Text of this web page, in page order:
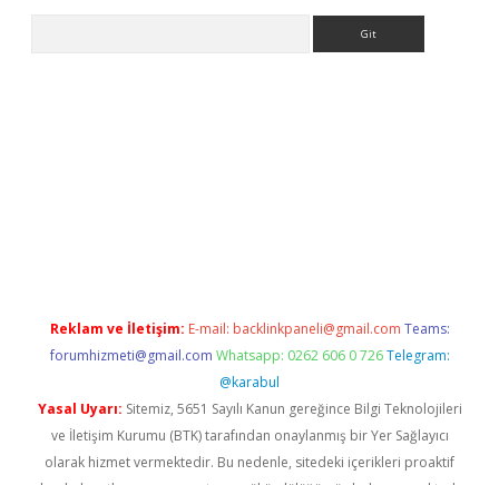
Reklam ve İletişim: E-mail: backlinkpaneli@gmail.com Teams:
forumhizmeti@gmail.com Whatsapp: 0262 606 0 726 Telegram:
@karabul
Yasal Uyarı: Sitemiz, 5651 Sayılı Kanun gereğince Bilgi Teknolojileri
ve İletişim Kurumu (BTK) tarafından onaylanmış bir Yer Sağlayıcı
olarak hizmet vermektedir. Bu nedenle, sitedeki içerikleri proaktif